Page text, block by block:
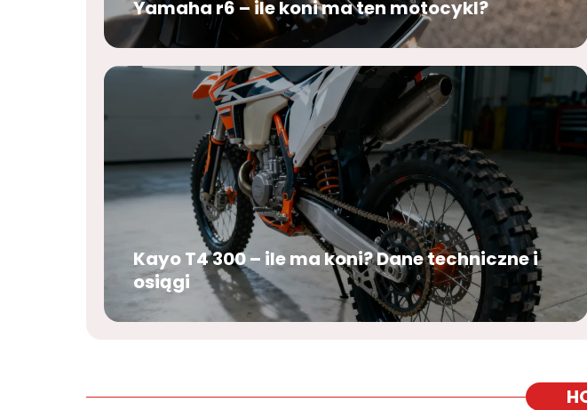
Yamaha r6 – ile koni ma ten motocykl?
Kayo T4 300 – ile ma koni? Dane techniczne i
osiągi